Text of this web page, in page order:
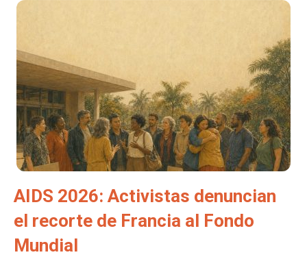
AIDS 2026: Activistas denuncian
el recorte de Francia al Fondo
Mundial